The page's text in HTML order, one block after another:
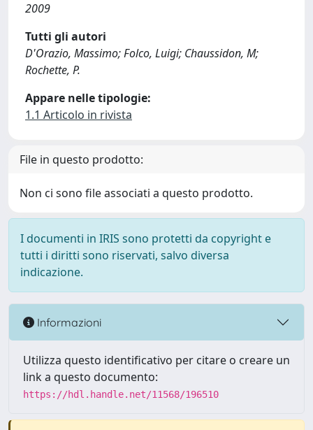
2009
Tutti gli autori
D'Orazio, Massimo; Folco, Luigi; Chaussidon, M;
Rochette, P.
Appare nelle tipologie:
1.1 Articolo in rivista
File in questo prodotto:
Non ci sono file associati a questo prodotto.
I documenti in IRIS sono protetti da copyright e
tutti i diritti sono riservati, salvo diversa
indicazione.
Informazioni
Utilizza questo identificativo per citare o creare un
link a questo documento:
https://hdl.handle.net/11568/196510